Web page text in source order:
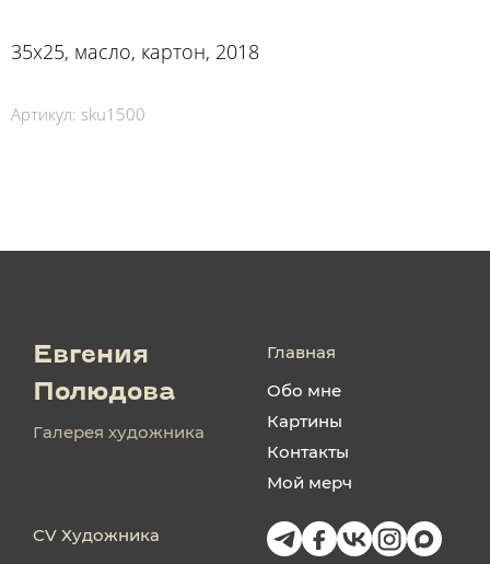
35х25, масло, картон, 2018
Артикул: sku1500
Евгения
Полюдова
Галерея художника
Главная
Обо мне
Картины
Контакты
Мой мерч
CV Художника